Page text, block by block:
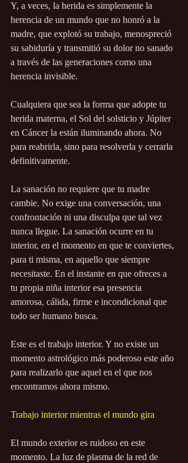
Y, a veces, la herida es simplemente la
herencia de un mundo que no honró a la
madre, que explotó su trabajo, menospreció
su sabiduría y transmitió su dolor no sanado
a través de las generaciones como una
herencia invisible.
Cualquiera que sea la forma que adopte tu
herida materna, el Sol del solsticio y Júpiter
en Cáncer la están iluminando ahora. No
para reabrirla, sino para resolverla y cerrarla
definitivamente.
La sanación no requiere que tu madre
cambie. No exige una conversación, una
confrontación ni una disculpa que tal vez
nunca llegue. La sanación ocurre en tu
interior, en el momento en que te conviertes,
para ti misma, en aquello que siempre
necesitaste. En el instante en que ofreces a
tu propia niña interior esa presencia
amorosa, cálida, firme e incondicional que
todo ser humano busca.
Este es el trabajo interior. Y no existe un
momento astrológico más poderoso este año
para realizarlo que aquel en el que nos
encontramos ahora mismo.
Trabajo interior mientras el mundo gira
El mundo exterior es ruidoso en este
momento. La luz de plasma de la red de